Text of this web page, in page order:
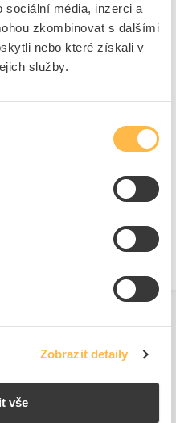
média, inzerci a
zkombinovat s dalšími
nebo které získali v
služby.
Zobrazit detaily
vše